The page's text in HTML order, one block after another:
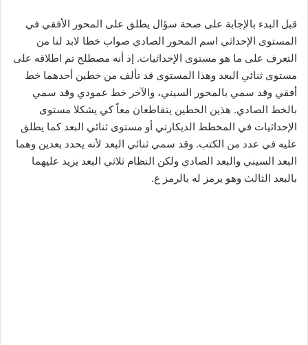
قبل البدء بالإجابة على صحة سؤال يطلق على المحور الأفقي في
المستوى الإحداثي اسم المحور الصادي صواب خطا لابد لنا من
التعرف على ما هو مستوى الإحداثيات. إذ أنه مصطلح تم اطلاقه على
مستوى ثنائي البعد وهذا المستوى قد تألف من خطين أحدهما خط
أفقي وقد سمي بالمحور السيني، والآخر خط عمودي وقد سمي
بالخط الصادي. هذين الخطين يتقاطعان معاً كي يشكلا مستوى
الإحداثيات في المخطط الديكارتي أو مستوى ثنائي البعد كما يطلق
عليه في عدد من الكتب. وقد سمي ثنائي البعد لأنه يحدد بعدين وهما
البعد السيني والبعد الصادي ولكن النظام ثلاثي البعد يزيد عليهما
بالبعد الثالث وهو يرمز له بالرمز ع.